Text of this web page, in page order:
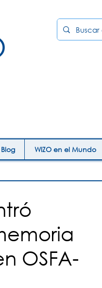
Blog WIZO en el Mundo
OSFA-